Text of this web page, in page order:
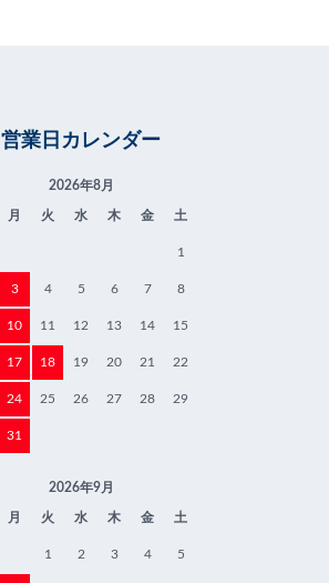
営業日カレンダー
2026年8月
月 火 水 木 金 土
1
3 4 5 6 7 8
10 11 12 13 14 15
17 18 19 20 21 22
24 25 26 27 28 29
31
2026年9月
月 火 水 木 金 土
1 2 3 4 5